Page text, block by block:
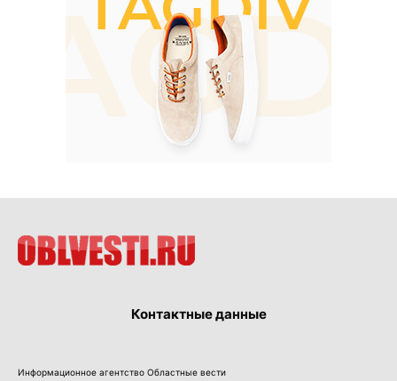
Контактные данные
Информационное агентство Областные вести